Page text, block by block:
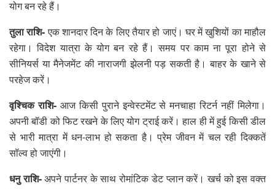
योग बन रहे हैं।
तुला राशि-एक शानदार दिन के लिए तैयार हो जाएं। घर में खुशियों का माहौल
रहेगा। विदेश यात्रा के योग बन रहे हैं। समय पर काम ना पूरा होने से
सीनियर्स या मैनेजमेंट की नाराजगी झेलनी पड़ सकती है। बाहर के खाने से
परहेज करें।
वृश्चिक राशि- आज किसी पुराने इन्वेस्टमेंट से मनचाहा रिटर्न नहीं मिलेगा।
अपनी बॉडी को फिट रखने के लिए योग ट्राई करें। हाल ही में हुई किसी डील
से भारी मात्रा में धन-लाभ हो सकता है। प्रेम जीवन में चल रही दिक्कतें
सॉल्व हो जाएंगी।
धनु राशि-अपने पार्टनर के साथ रोमांटिक डेट प्लान करें। खर्च को इस वक्त